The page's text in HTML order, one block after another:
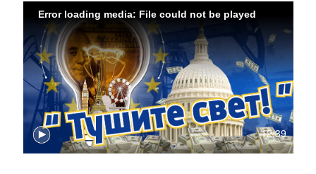
12:39
Error loading media: File could not be played